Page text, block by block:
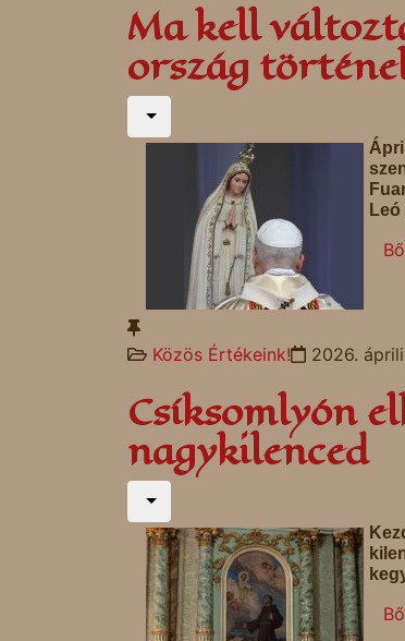
Ma kell
ország
Közös Értékeink! 2026.
Csíksomlyón
nagykilenced